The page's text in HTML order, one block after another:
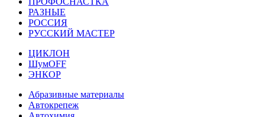
РАЗНЫЕ
РОССИЯ
РУССКИЙ МАСТЕР
ЦИКЛОН
ШумOFF
ЭНКОР
Абразивные материалы
Автокрепеж